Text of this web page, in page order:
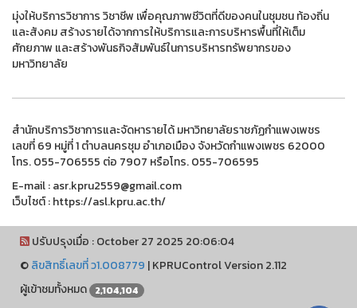
มุ่งให้บริการวิชาการ วิชาชีพ เพื่อคุณภาพชีวิตที่ดีของคนในชุมชน ท้องถิ่น
และสังคม สร้างรายได้จากการให้บริการและการบริหารพื้นที่ให้เต็ม
ศักยภาพ และสร้างพันธกิจสัมพันธ์ในการบริหารทรัพยากรของ
มหาวิทยาลัย
สำนักบริการวิชาการและจัดหารายได้ มหาวิทยาลัยราชภัฏกำแพงเพชร
เลขที่ 69 หมู่ที่ 1 ตำบลนครชุม อำเภอเมือง จังหวัดกำแพงเพชร 62000
โทร. 055-706555 ต่อ 7907 หรือโทร. 055-706595
E-mail : asr.kpru2559@gmail.com
เว็บไซต์ : https://asl.kpru.ac.th/
ปรับปรุงเมื่อ : October 27 2025 20:06:04
©ลิขสิทธิ์เลขที่ ว1.008779 |KPRUControl Version 2.112
ผู้เข้าชมทั้งหมด
2,104,104